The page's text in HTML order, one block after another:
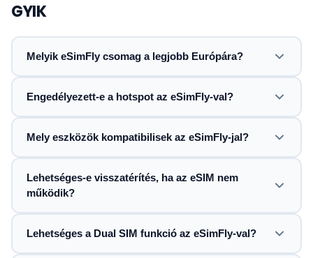
GYIK
Melyik eSimFly csomag a legjobb Európára?
Engedélyezett-e a hotspot az eSimFly-val?
Mely eszközök kompatibilisek az eSimFly-jal?
Lehetséges-e visszatérítés, ha az eSIM nem
működik?
Lehetséges a Dual SIM funkció az eSimFly-val?